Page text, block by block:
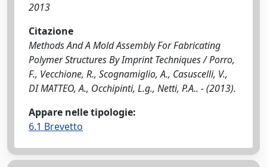
2013
Citazione
Methods And A Mold Assembly For Fabricating
Polymer Structures By Imprint Techniques / Porro,
F., Vecchione, R., Scognamiglio, A., Casuscelli, V.,
DI MATTEO, A., Occhipinti, L.g., Netti, P.A.. - (2013).
Appare nelle tipologie:
6.1 Brevetto